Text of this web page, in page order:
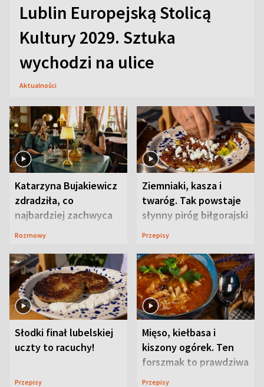
Lublin Europejską Stolicą
Kultury 2029. Sztuka
wychodzi na ulice
Aktualności
Katarzyna Bujakiewicz
zdradziła, co
najbardziej zachwyca
ją w Lublinie
Rozmowy
Ziemniaki, kasza i
twaróg. Tak powstaje
słynny piróg biłgorajski
Przepisy
Słodki finał lubelskiej
uczty to racuchy!
Przepisy
Mięso, kiełbasa i
kiszony ogórek. Ten
forszmak to prawdziwa
uczta
Przepisy